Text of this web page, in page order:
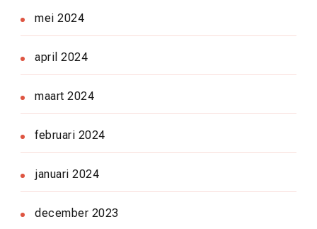
mei 2024
april 2024
maart 2024
februari 2024
januari 2024
december 2023